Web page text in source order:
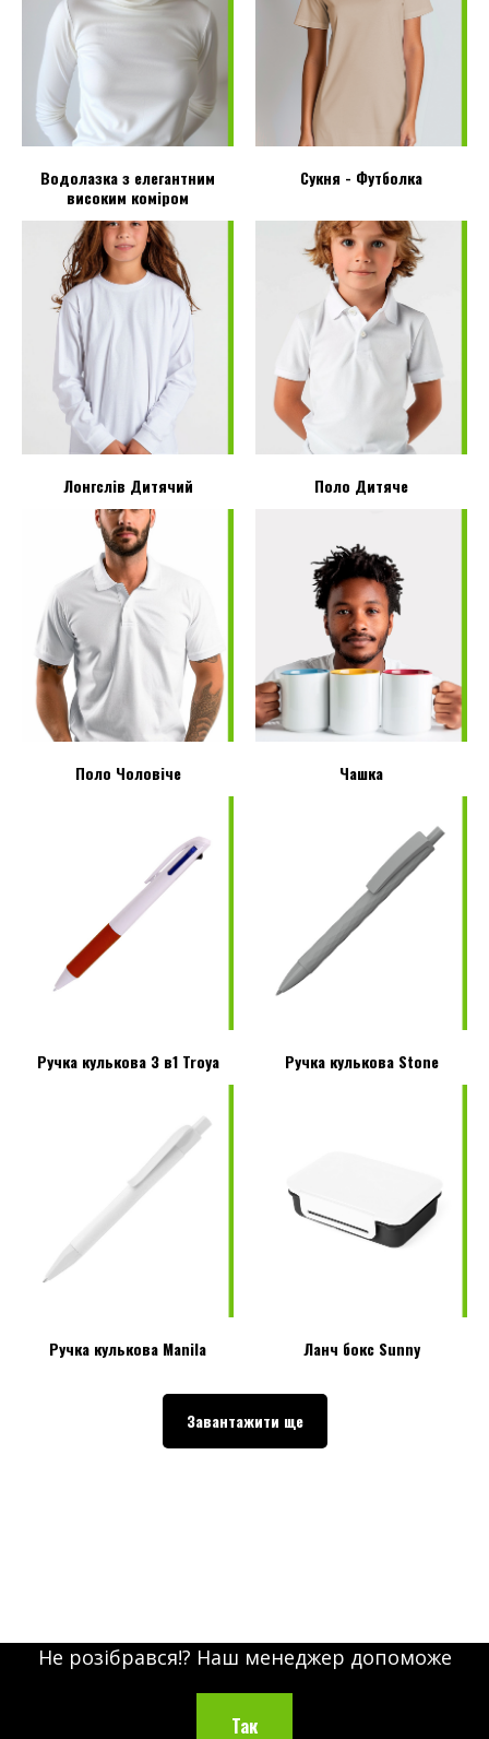
Водолазка з елегантним
високим коміром
Сукня - Футболка
Лонгслів Дитячий Поло Дитяче
Поло Чоловіче Чашка
Ручка кулькова 3 в1 Troya Ручка кулькова Stone
Ручка кулькова Manila Ланч бокс Sunny
Завантажити ще
Не розібрався!? Наш менеджер допоможе
Так